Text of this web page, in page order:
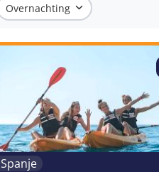
Overnachting
Spanje